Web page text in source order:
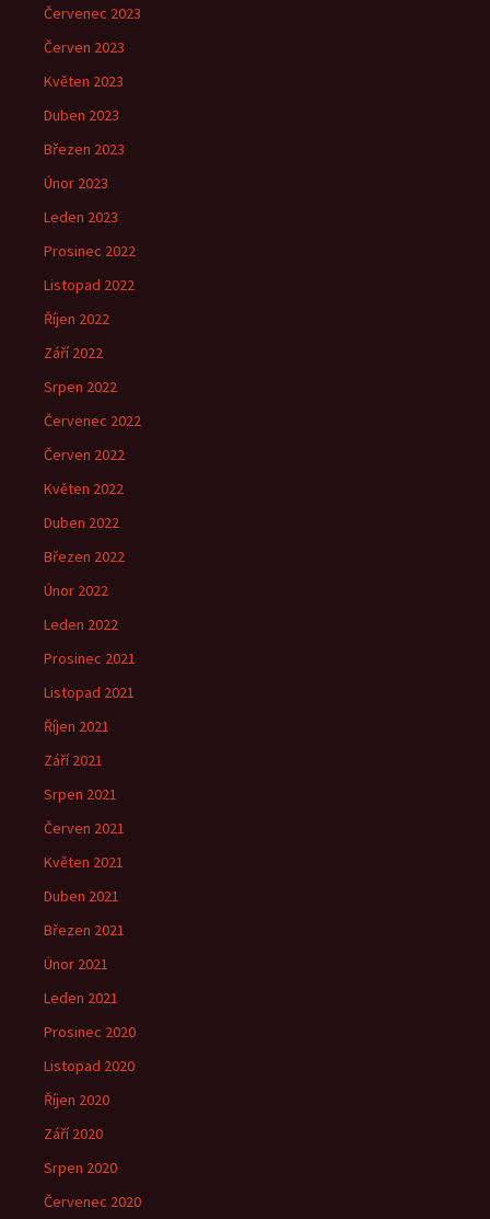
Červenec 2023
Červen 2023
Květen 2023
Duben 2023
Březen 2023
Únor 2023
Leden 2023
Prosinec 2022
Listopad 2022
Říjen 2022
Září 2022
Srpen 2022
Červenec 2022
Červen 2022
Květen 2022
Duben 2022
Březen 2022
Únor 2022
Leden 2022
Prosinec 2021
Listopad 2021
Říjen 2021
Září 2021
Srpen 2021
Červen 2021
Květen 2021
Duben 2021
Březen 2021
Únor 2021
Leden 2021
Prosinec 2020
Listopad 2020
Říjen 2020
Září 2020
Srpen 2020
Červenec 2020